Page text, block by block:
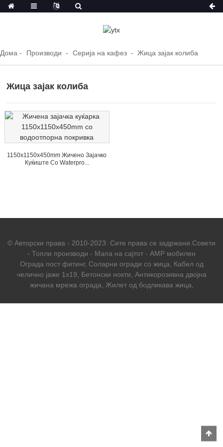
Дома Производи Серија на кафез Жица зајак колиба
Жица зајак колиба
1150x1150x450mm Жичено Зајачко
Куќиште Со Waterpro...
© Авторски права - 2010-2023: Сите права се задржани. Совети
- Топли производи - Мапа на сајтот - AMP мобилен
Ограда пост фитинг, Соларни огради со жица
Кабел од
челично јаже 1x19
Бетонски нокти Антикорозивна двојна
жичана мрежа ограда
Жилет од бодликава жица